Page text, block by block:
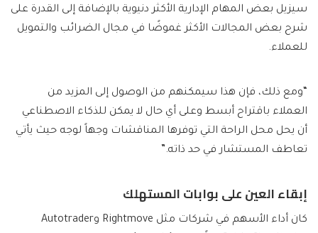
سيزيل بعض المهام الإدارية الأكثر دنيوية بالإضافة إلى القدرة على
شرح بعض المجالات الأكثر غموضًا في مجال الضرائب والتمويل
للعملاء.
“ومع ذلك، فإن هذا سيمكنهم من الوصول إلى المزيد من
العملاء باقتراح أبسط وعلى أي حال لا يمكن للذكاء الاصطناعي
أن يحل محل الراحة التي توفرها المناقشات وجهاً لوجه حيث يأتي
تعاطف المستشار في حد ذاته.”
إبقاء العين على بوابات المستهلك
كان أداء الأسهم في شركات مثل Rightmove وAutotrader